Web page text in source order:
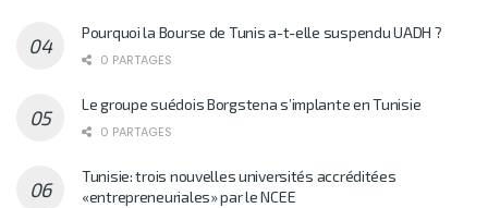
Pourquoi la Bourse de Tunis a-t-elle suspendu UADH ?
0 PARTAGES
Le groupe suédois Borgstena s’implante en Tunisie
0 PARTAGES
Tunisie: trois nouvelles universités accréditées
«entrepreneuriales» par le NCEE